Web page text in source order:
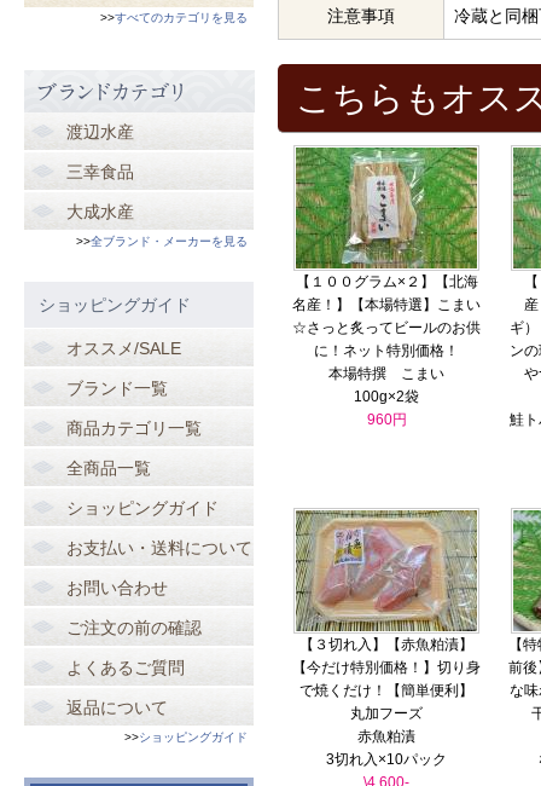
注意事項 冷蔵と同
こちらもオス
【１００グラム×２】【北海
名産！】【本場特選】こまい
☆さっと炙ってビールのお供
に！ネット特別価格！
本場特撰 こまい
100g×2袋
960円
ギ
ン
鮭
【３切れ入】【赤魚粕漬】
【今だけ特別価格！】切り身
で焼くだけ！【簡単便利】
丸加フーズ
赤魚粕漬
3切れ入×10パック
\4,600-
【
前後
な
>>すべてのカテゴリを見る
渡辺水産
三幸食品
大成水産
>>全ブランド・メーカーを見る
ショッピングガイド
オススメ/SALE
ブランド一覧
商品カテゴリ一覧
全商品一覧
ショッピングガイド
お支払い・送料について
お問い合わせ
ご注文の前の確認
よくあるご質問
返品について
>>ショッピングガイド